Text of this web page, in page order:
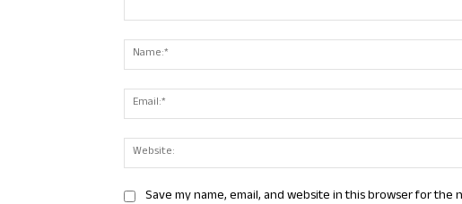
Save my name, email, and website in this browser for the